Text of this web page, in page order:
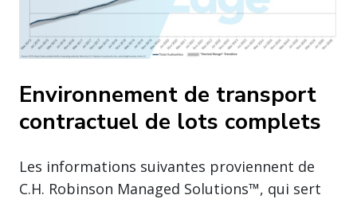
Environnement de transport
contractuel de lots complets
Les informations suivantes proviennent de
C.H. Robinson Managed Solutions™, qui sert